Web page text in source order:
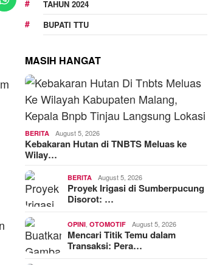
TAHUN 2024
BUPATI TTU
MASIH HANGAT
BERITA August 5, 2026
Kebakaran Hutan di TNBTS Meluas ke
Wilay…
BERITA August 5, 2026
Proyek Irigasi di Sumberpucung
Disorot: …
OPINI ,OTOMOTIF August 5, 2026
Mencari Titik Temu dalam
Transaksi: Pera…